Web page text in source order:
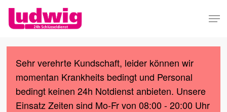
Skip
content
Sehr verehrte Kundschaft, leider können wir
momentan Krankheits bedingt und Personal
bedingt keinen 24h Notdienst anbieten. Unsere
Einsatz Zeiten sind Mo-Fr von 08:00 - 20:00 Uhr
Menu